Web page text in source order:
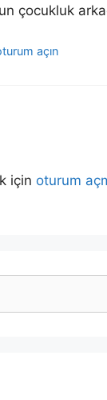
çocukluk
açın
için oturum